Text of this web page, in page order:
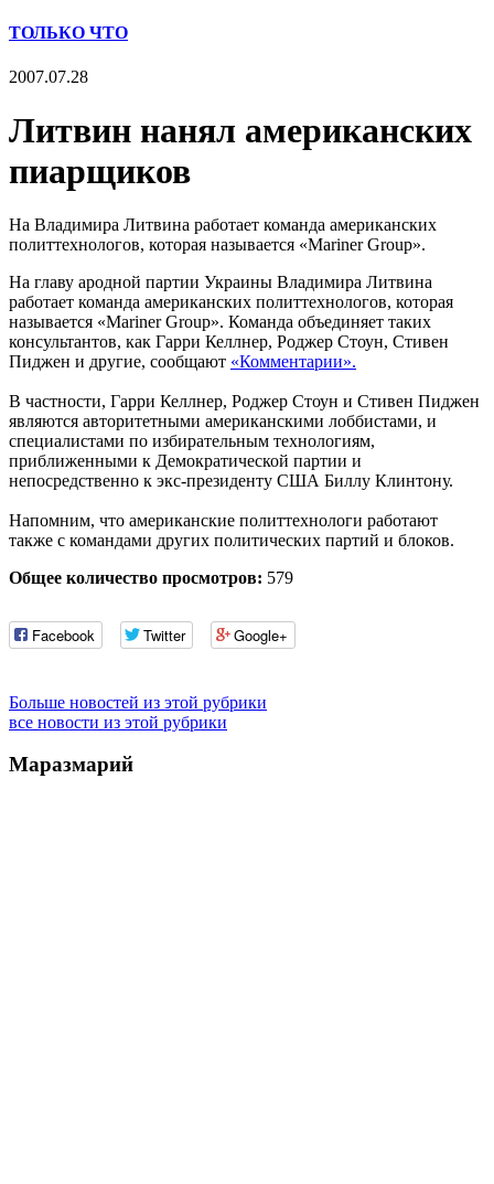
ТОЛЬКО ЧТО
2007.07.28
Литвин нанял американских
пиарщиков
На Владимира Литвина работает команда американских
политтехнологов, которая называется «Mariner Group».
На главу ародной партии Украины Владимира Литвина
работает команда американских политтехнологов, которая
называется «Mariner Group». Команда объединяет таких
консультантов, как Гарри Келлнер, Роджер Стоун, Стивен
Пиджен и другие, сообщают «Комментарии».
В частности, Гарри Келлнер, Роджер Стоун и Стивен Пиджен
являются авторитетными американскими лоббистами, и
специалистами по избирательным технологиям,
приближенными к Демократической партии и
непосредственно к экс-президенту США Биллу Клинтону.
Напомним, что американские политтехнологи работают
также с командами других политических партий и блоков.
Общее количество просмотров: 579
Facebook Twitter Google+
Больше новостей из этой рубрики
все новости из этой рубрики
Маразмарий